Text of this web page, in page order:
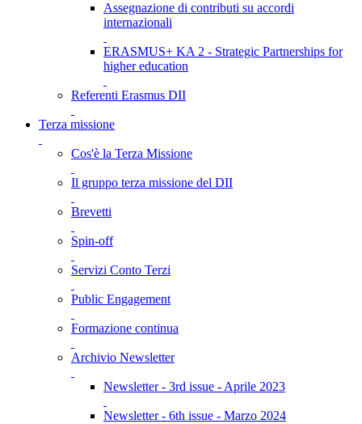
Assegnazione di contributi su accordi
internazionali
ERASMUS+ KA 2 - Strategic Partnerships for
higher education
Referenti Erasmus DII
Terza missione
Cos'è la Terza Missione
Il gruppo terza missione del DII
Brevetti
Spin-off
Servizi Conto Terzi
Public Engagement
Formazione continua
Archivio Newsletter
Newsletter - 3rd issue - Aprile 2023
Newsletter - 6th issue - Marzo 2024